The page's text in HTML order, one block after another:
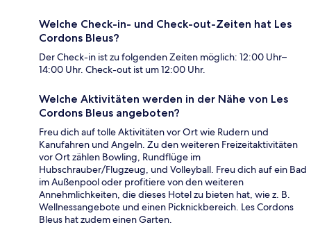
Welche Check-in- und Check-out-Zeiten hat Les
Cordons Bleus?
Der Check-in ist zu folgenden Zeiten möglich: 12:00 Uhr–
14:00 Uhr. Check-out ist um 12:00 Uhr.
Welche Aktivitäten werden in der Nähe von Les
Cordons Bleus angeboten?
Freu dich auf tolle Aktivitäten vor Ort wie Rudern und
Kanufahren und Angeln. Zu den weiteren Freizeitaktivitäten
vor Ort zählen Bowling, Rundflüge im
Hubschrauber/Flugzeug, und Volleyball. Freu dich auf ein Bad
im Außenpool oder profitiere von den weiteren
Annehmlichkeiten, die dieses Hotel zu bieten hat, wie z. B.
Wellnessangebote und einen Picknickbereich. Les Cordons
Bleus hat zudem einen Garten.